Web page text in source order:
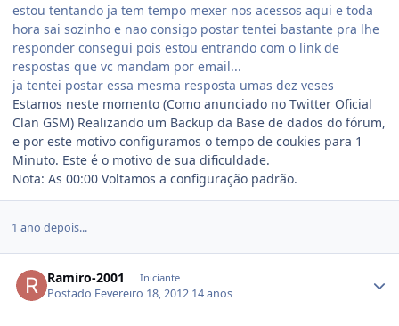
estou tentando ja tem tempo mexer nos acessos aqui e toda
hora sai sozinho e nao consigo postar tentei bastante pra lhe
responder consegui pois estou entrando com o link de
respostas que vc mandam por email...
ja tentei postar essa mesma resposta umas dez veses
Estamos neste momento (Como anunciado no Twitter Oficial
Clan GSM) Realizando um Backup da Base de dados do fórum,
e por este motivo configuramos o tempo de coukies para 1
Minuto. Este é o motivo de sua dificuldade.
Nota: As 00:00 Voltamos a configuração padrão.
1 ano depois...
Ramiro-2001 Iniciante
Postado Fevereiro 18, 2012 14 anos